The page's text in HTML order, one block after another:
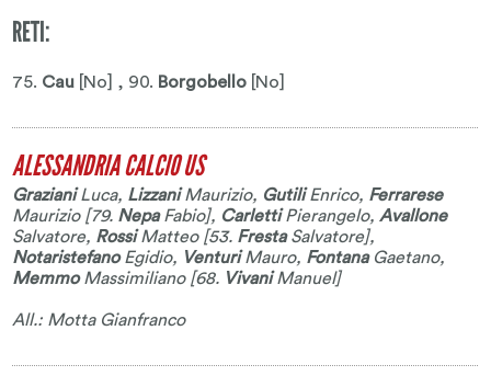
RETI:
75. Cau [No] , 90. Borgobello [No]
ALESSANDRIA CALCIO US
GrazianiLuca, LizzaniMaurizio, GutiliEnrico, Ferrarese
Maurizio[79. NepaFabio], CarlettiPierangelo,Avallone
Salvatore, RossiMatteo[53. FrestaSalvatore],
NotaristefanoEgidio, VenturiMauro, FontanaGaetano,
MemmoMassimiliano[68. VivaniManuel]
All.: Motta Gianfranco